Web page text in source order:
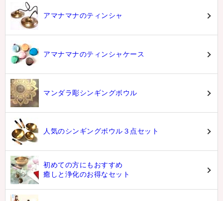
アマナマナのティンシャ
アマナマナのティンシャケース
マンダラ彫シンギングボウル
人気のシンギングボウル３点セット
初めての方にもおすすめ
癒しと浄化のお得なセット